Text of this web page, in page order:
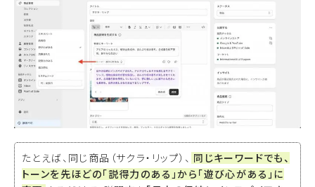
たとえば、同じ商品（サクラ・リップ）、 同じキーワードでも、
トーンを先ほどの「説得力のある」から「遊び心がある」に